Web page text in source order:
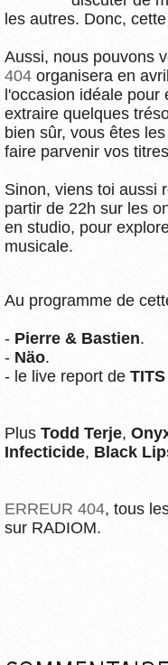
les autres. Donc,
Aussi, nous pouvons
404 organisera en
l'occasion idéale
extraire quelques
bien sûr, vous êtes
faire parvenir vos
Sinon, viens toi aussi
partir de 22h sur les
en studio, pour
musicale.
Au programme de
- Pierre & Bastien.
- Näo.
- le live report de TITS
Plus Todd Terje,
Infecticide, Black
ERREUR 404, tous
sur RADIOM.